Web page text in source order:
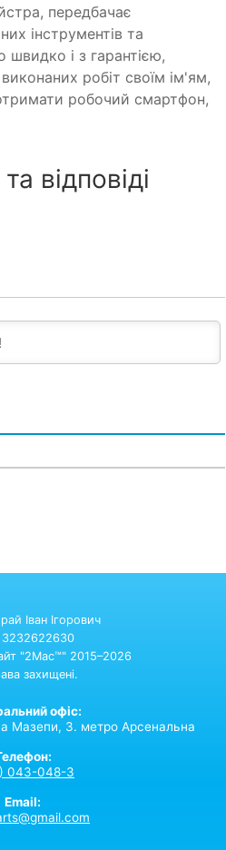
передбачає
інструментів та
і з гарантією,
робіт своїм ім'ям,
робочий смартфон,
відповіді
Іван Ігорович
3232622630
"2Mac™" 2015–2026
захищені.
офіс:
Мазепи, 3. метро Арсенальна
043-048-3
Email: